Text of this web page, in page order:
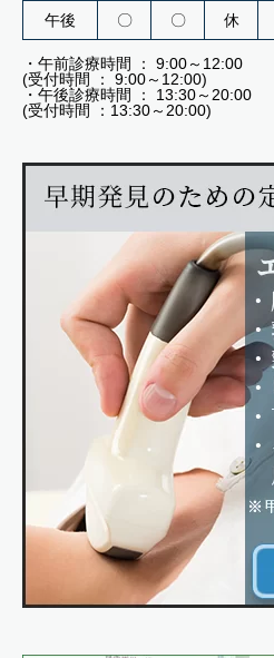
午後 〇 〇 休
・午前診療時間 ： 9:00～12:00
(受付時間 ： 9:00～12:00)
・午後診療時間 ： 13:30～20:00
(受付時間 ：13:30～20:00)